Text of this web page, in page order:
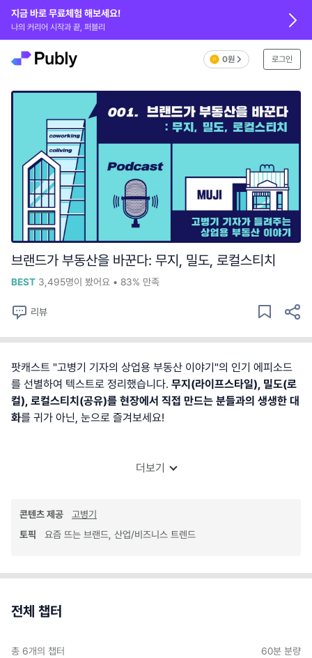
0원 로그인
지금 바로 무료체험 해보세요!
나의 커리어 시작과 끝, 퍼블리
브랜드가 부동산을 바꾼다: 무지, 밀도, 로컬스티치
BEST 3,495명이 봤어요 • 83% 만족
리뷰
팟캐스트 "고병기 기자의 상업용 부동산 이야기"의 인기 에피소드
를 선별하여 텍스트로 정리했습니다. 무지(라이프스타일), 밀도(로
컬), 로컬스티치(공유)를 현장에서 직접 만드는 분들과의 생생한 대
화를 귀가 아닌, 눈으로 즐겨보세요!
더보기
콘텐츠 제공
고병기
토픽
요즘 뜨는 브랜드, 산업/비즈니스 트렌드
전체 챕터
총 6개의 챕터 60분 분량